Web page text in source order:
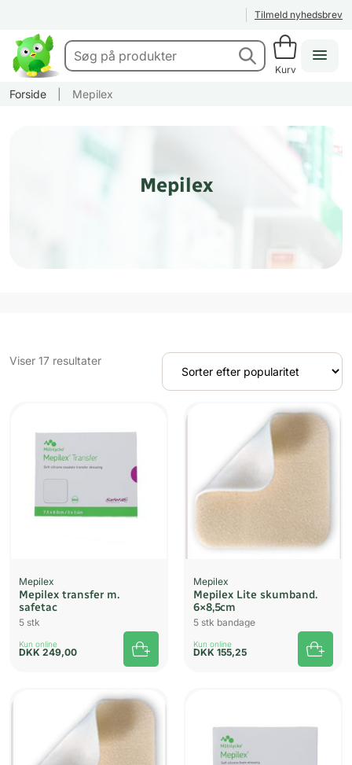
Tilmeld nyhedsbrev
Kurv
Forside Mepilex
Mepilex
Viser 17 resultaterSorteret
Mepilex
Mepilex transfer m.
safetac
5 stk
Kun online
DKK 249,00
Mepilex
Mepilex Lite skumband.
6×8,5cm
5 stk bandage
Kun online
DKK 155,25